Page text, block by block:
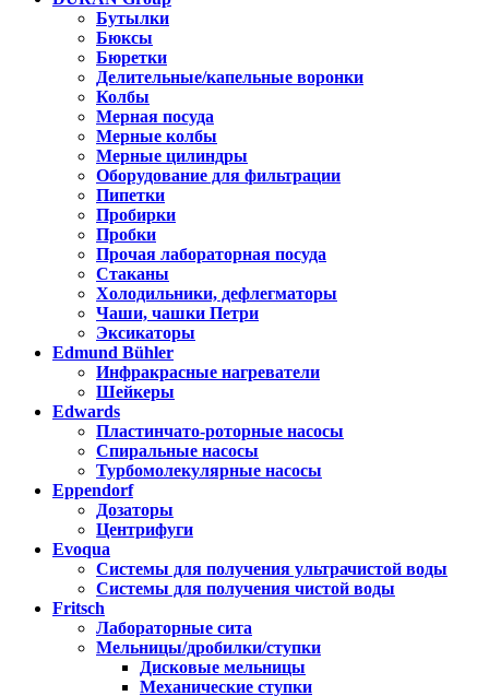
Бутылки
Бюксы
Бюретки
Делительные/капельные воронки
Колбы
Мерная посуда
Мерные колбы
Мерные цилиндры
Оборудование для фильтрации
Пипетки
Пробирки
Пробки
Прочая лабораторная посуда
Стаканы
Холодильники, дефлегматоры
Чаши, чашки Петри
Эксикаторы
Edmund Bühler
Инфракрасные нагреватели
Шейкеры
Edwards
Пластинчато-роторные насосы
Спиральные насосы
Турбомолекулярные насосы
Eppendorf
Дозаторы
Центрифуги
Evoqua
Системы для получения ультрачистой воды
Системы для получения чистой воды
Fritsch
Лабораторные сита
Мельницы/дробилки/ступки
Дисковые мельницы
Механические ступки